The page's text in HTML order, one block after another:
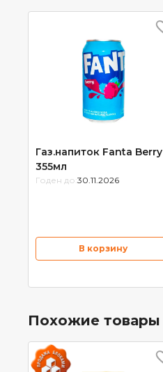
Газ.напиток Fanta Berry
355мл
Годен до: 30.11.2026
В корзину
Похожие товары